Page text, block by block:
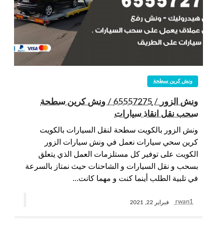
ونش كرين سطحة
ونش الزور / 65557275 / ونش كرين سطحة
سحب نقل انقاذ سيارات
ونش الزور بالكويت سطحة لنقل السيارات بالكويت
كرين سحي سيارات نعمل في ونش سيارات الزور
الكويت على توفير كل مستلزمات العمل الذي يتعلق
بسحب و نقل السيارات و الشاحنات حيث نمتاز بالسرعة
في تلبية الطلب أينما كنت و مهما كانت…
rwan1 فبراير 22, 2021